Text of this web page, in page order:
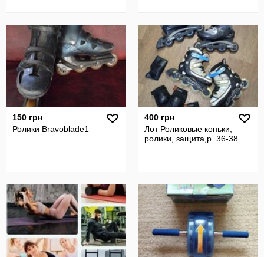
150 грн
Ролики Bravoblade1
400 грн
Лот Роликовые коньки,
ролики, защита,р. 36-38